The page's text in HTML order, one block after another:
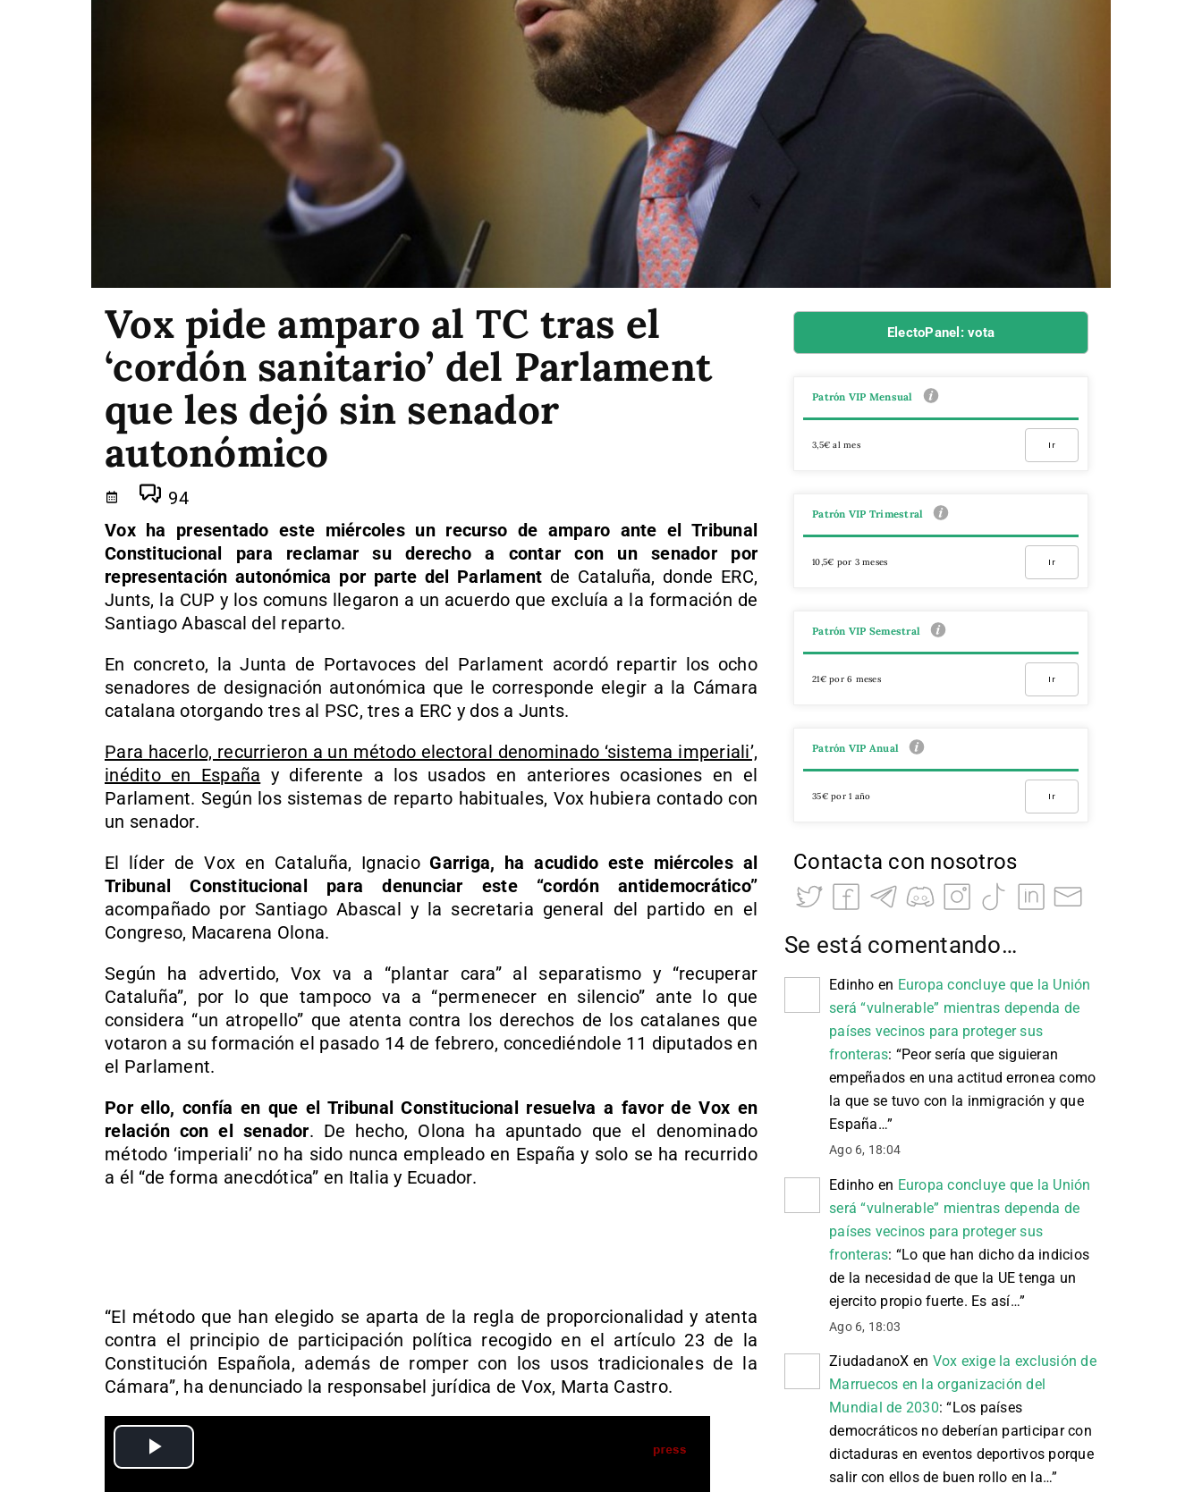
Vox pide amparo al TC tras el
‘cordón sanitario’ del Parlament
que les dejó sin senador
autonómico
94
Vox ha presentado este miércoles un recurso de amparo ante el Tribunal
Constitucional para reclamar su derecho a contar con un senador por
representación autonómica por parte del Parlament de Cataluña, donde ERC,
Junts, la CUP y los comuns llegaron a un acuerdo que excluía a la formación de
Santiago Abascal del reparto.
En concreto, la Junta de Portavoces del Parlament acordó repartir los ocho
senadores de designación autonómica que le corresponde elegir a la Cámara
catalana otorgando tres al PSC, tres a ERC y dos a Junts.
Para hacerlo, recurrieron a un método electoral denominado ‘sistema imperiali’,
inédito en España y diferente a los usados en anteriores ocasiones en el
Parlament. Según los sistemas de reparto habituales, Vox hubiera contado con
un senador.
El líder de Vox en Cataluña, Ignacio Garriga, ha acudido este miércoles al
Tribunal Constitucional para denunciar este “cordón antidemocrático”
acompañado por Santiago Abascal y la secretaria general del partido en el
Congreso, Macarena Olona.
Según ha advertido, Vox va a “plantar cara” al separatismo y “recuperar
Cataluña”, por lo que tampoco va a “permenecer en silencio” ante lo que
considera “un atropello” que atenta contra los derechos de los catalanes que
votaron a su formación el pasado 14 de febrero, concediéndole 11 diputados en
el Parlament.
Por ello, confía en que el Tribunal Constitucional resuelva a favor de Vox en
relación con el senador. De hecho, Olona ha apuntado que el denominado
método ‘imperiali’ no ha sido nunca empleado en España y solo se ha recurrido
a él “de forma anecdótica” en Italia y Ecuador.
“El método que han elegido se aparta de la regla de proporcionalidad y atenta
contra el principio de participación política recogido en el artículo 23 de la
Constitución Española, además de romper con los usos tradicionales de la
Cámara”, ha denunciado la responsabel jurídica de Vox, Marta Castro.
ElectoPanel: vota
Patrón VIP Mensual
3,5€ al mes Ir
Patrón VIP Trimestral
10,5€ por 3 meses Ir
Patrón VIP Semestral
21€ por 6 meses Ir
Patrón VIP Anual
35€ por 1 año Ir
Contacta con nosotros
Se está comentando…
Edinho en Europa concluye que la Unión
será “vulnerable” mientras dependa de
países vecinos para proteger sus
fronteras: “Peor sería que siguieran
empeñados en una actitud erronea como
la que se tuvo con la inmigración y que
España…”
Ago 6, 18:04
Edinho en Europa concluye que la Unión
será “vulnerable” mientras dependa de
países vecinos para proteger sus
fronteras: “Lo que han dicho da indicios
de la necesidad de que la UE tenga un
ejercito propio fuerte. Es así…”
Ago 6, 18:03
ZiudadanoX en Vox exige la exclusión de
Marruecos en la organización del
Mundial de 2030: “Los países
democráticos no deberían participar con
dictaduras en eventos deportivos porque
salir con ellos de buen rollo en la…”